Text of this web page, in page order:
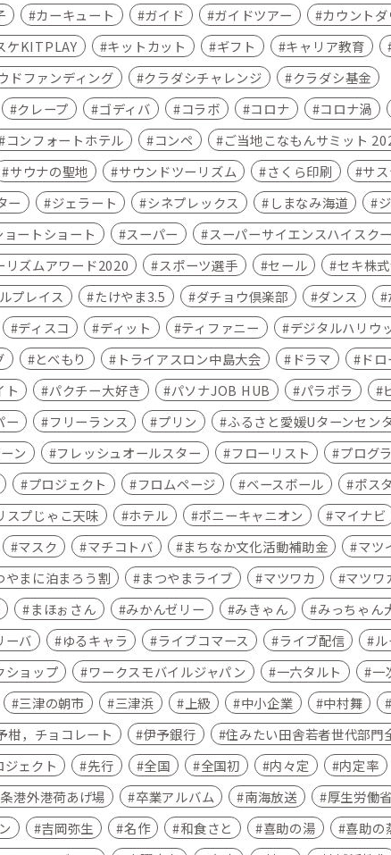
カーキュート ガイド ガイドツアー カウント
ケKITPLAY キットカット ギフト キャリア教育
ドファンディング クラダシチャレンジ
クラダシ基金
クレープ ゴディバ コラボ コロナ コロナ渦
コンフォートホテル コンペ
ご当地こなもんサミット
サウナの聖地 サウンドツーリズム さくら印刷
サ
ー ジェラート シネプレックス しまなみ海道
ョートショート スーパー スーパーサイエンスハイスク
リズムアワード2020 スポーツ選手 セール
セキ株
プレイス たけやま3.5 ダチョウ倶楽部 ダンス
ディスコ ディット ティファニー
デジタルハリウ
とべもり トライアスロン中島大会 ドラマ
ド
ト パクチー大好き パソナJOB HUB パラボラ
ー フリーランス プリン
ふるさと愛媛Uターンセン
ン フレッシュオールスター フローリスト
プログ
プロジェクト フロムページ ベースボール
ポス
スプじゃこ天味 ホテル ポニーキャニオン
マイナビ
マスク マチコトバ まちなか文化活動補助金 マツ
やまに泊まろう割 まつやまライブ マツワカ
マツワ
まほぉさん みかんゼリー みきゃん みっちゃん
ーバ ゆるキャラ ライブコマース ライブ配信
ショップ ワークスモバイルジャパン 一六タルト
一
三津の朝市 三津浜 上級 中小企業 中村舞
柑，チョコレート 伊予銀行
住みたい田舎若者世代部門
ェクト 先行 全国 全国初 内々定 内定率
港外港荷あげ場 卒業アルバム 南海放送 厚生労働省
吉岡弥生 名作 和食さと 喜助の湯 喜助の